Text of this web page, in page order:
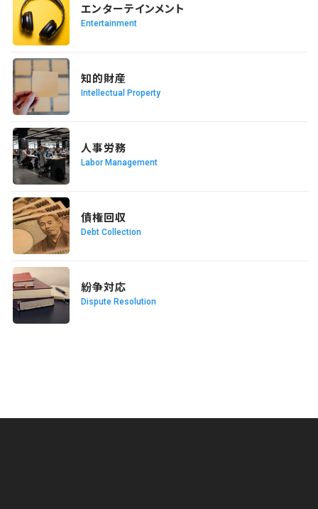
エンターテインメント
Entertainment
知的財産
Intellectual Property
人事労務
Labor Management
債権回収
Debt Collection
紛争対応
Dispute Resolution